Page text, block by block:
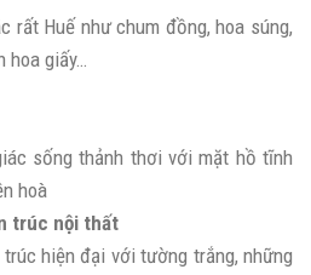
rất Huế như chum đồng, hoa súng,
hoa giấy…
sống thảnh thơi với mặt hồ tĩnh
hoà
trúc nội thất
hiện đại với tường trắng, những